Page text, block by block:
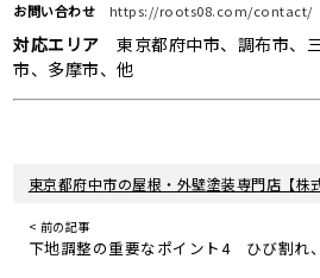
お問い合わせ
https://roots08.com/contact/
対応エリア 東京都府中市、調布市、
市、多摩市、他
東京都府中市の屋根・外壁塗装専門店【株
< 前の記事
下地調整の重要なポイント4 ひび割れ